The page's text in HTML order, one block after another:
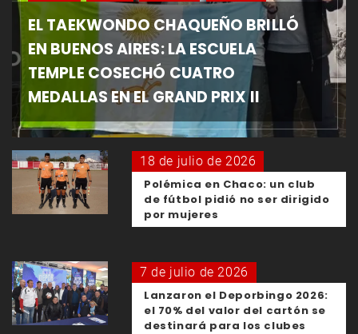
EL TAEKWONDO CHAQUEÑO BRILLÓ
EN BUENOS AIRES: LA ESCUELA
TEMPLE COSECHÓ CUATRO
MEDALLAS EN EL GRAND PRIX II
18 de julio de 2026
Polémica en Chaco: un club
de fútbol pidió no ser dirigido
por mujeres
7 de julio de 2026
Lanzaron el Deporbingo 2026:
el 70% del valor del cartón se
destinará para los clubes